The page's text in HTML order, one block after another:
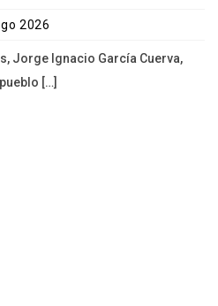
2026
Jorge Ignacio García Cuerva,
[…]